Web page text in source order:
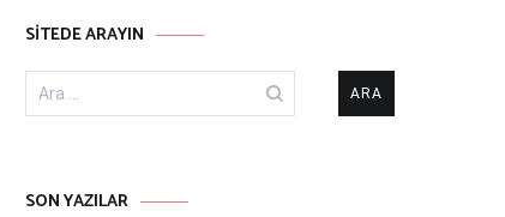
SITEDE ARAYIN
Arama:
SON YAZILAR